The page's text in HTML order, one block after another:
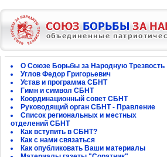
О Союзе Борьбы за Народную Трезвость
Углов Федор Григорьевич
Устав и программа СБНТ
Гимн и символ СБНТ
Координационный совет СБНТ
Руководящий орган СБНТ - Правление
Список региональных и местных
отделений СБНТ
Как вступить в СБНТ?
Как с нами связаться
Как опубликовать Ваши материалы